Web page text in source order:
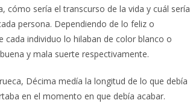
cómo sería el transcurso de la vida y cuál sería
persona. Dependiendo de lo feliz o
cada individuo lo hilaban de color blanco o
y mala suerte respectivamente.
Décima medía la longitud de lo que debía
en el momento en que debía acabar.